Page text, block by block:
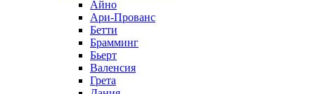
Айно
Ари-Прованс
Бетти
Брамминг
Бьерт
Валенсия
Грета